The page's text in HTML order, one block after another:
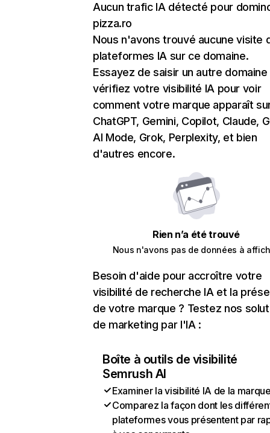
Aucun trafic IA détecté pour
pizza.ro
Nous n'avons trouvé aucune visite
plateformes IA sur ce domaine.
Essayez de saisir un autre domaine
vérifiez votre visibilité IA pour voir
comment votre marque apparaît
ChatGPT, Gemini, Copilot, Claude,
AI Mode, Grok, Perplexity, et bien
d'autres encore.
Rien n’a été trouvé
Nous n'avons pas de données à
Besoin d'aide pour accroître votre
visibilité de recherche IA et la
de votre marque ? Testez nos
de marketing par l'IA :
Boîte à outils de visibilité
Semrush AI
Examiner la visibilité IA de la
Comparez la façon dont les
plateformes vous présentent par